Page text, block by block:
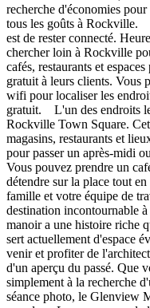
recherche d'économies
tous les goûts à Rockville.
est de rester connecté.
chercher loin à Rockville
cafés, restaurants et
gratuit à leurs clients. Vous
wifi pour localiser les
gratuit. L'un des endroits
Rockville Town Square.
magasins, restaurants et
pour passer un après-midi
Vous pouvez prendre un
détendre sur la place tout
famille et votre équipe de
destination incontournable
manoir a une histoire riche
sert actuellement d'espace
venir et profiter de
d'un aperçu du passé. Que
simplement à la recherche
séance photo, le Glenview